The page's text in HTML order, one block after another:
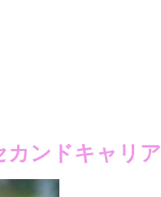
カンドキャリア